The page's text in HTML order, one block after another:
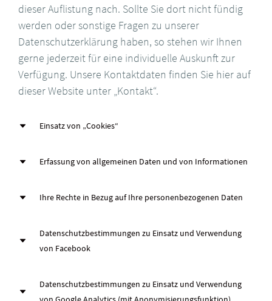
dieser Auflistung nach. Sollte Sie dort nicht fündig
werden oder sonstige Fragen zu unserer
Datenschutzerklärung haben, so stehen wir Ihnen
gerne jederzeit für eine individuelle Auskunft zur
Verfügung. Unsere Kontaktdaten finden Sie hier auf
dieser Website unter „Kontakt“.
Einsatz von „Cookies“
Einsatz von „Cookies“
Cookies sind Textdateien, die beim Aufruf einer
des Kunden abgespeichert werden. Dies dient
dazu, um jedem User eine optimale und
Webseite zu ermöglichen. Auch unsere Website
verwendet Cookies. Sie können die Speicherung
Erfassung von allgemeinen Daten und von Informationen
Erfassung von allgemeinen
Mit jedem Aufruf unserer Internetseite werden eine
gespeichert. Diese allgemeinen Daten werden in
Ihre Rechte in Bezug auf Ihre personenbezogenen Daten
Ihre Rechte in Bezug auf Ihre
personenbezogenen Daten
Recht auf Bestätigung
Datenschutzbestimmungen zu Einsatz und Verwendung
von Facebook
Datenschutzbestimmungen
Datenschutzbestimmungen zu Einsatz und Verwendung